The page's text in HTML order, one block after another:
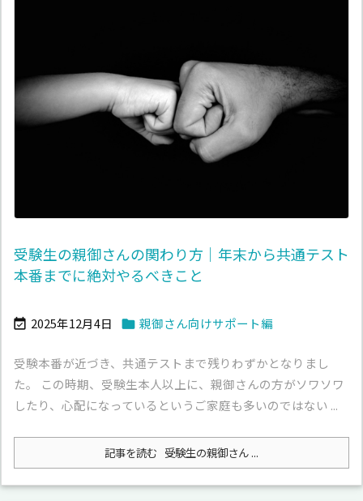
受験生の親御さんの関わり方｜年末から共通テスト
本番までに絶対やるべきこと
 2025年12月4日  親御さん向けサポート編
受験本番が近づき、共通テストまで残りわずかとなりまし
た。 この時期、受験生本人以上に、親御さんの方がソワソワ
したり、心配になっているというご家庭も多いのではない ...
記事を読む 受験生の親御さん ...